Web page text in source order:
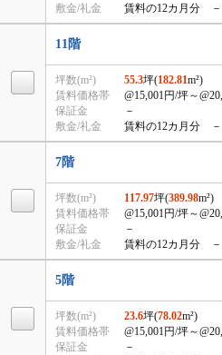
敷金/礼金
賃料の12カ月分 －
11階
坪数(m²) 55.3坪(182.81m²)
賃料価格帯
@15,001円/坪～
保証金
－
敷金/礼金
賃料の12カ月分 －
7階
坪数(m²) 117.97坪(389.98m²)
賃料価格帯
@15,001円/坪～
保証金
－
敷金/礼金
賃料の12カ月分 －
5階
坪数(m²) 23.6坪(78.02m²)
賃料価格帯
@15,001円/坪～
保証金
－